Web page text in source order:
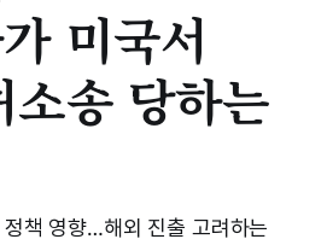
미국서
소송 당하는
책 영향…해외 진출 고려하는